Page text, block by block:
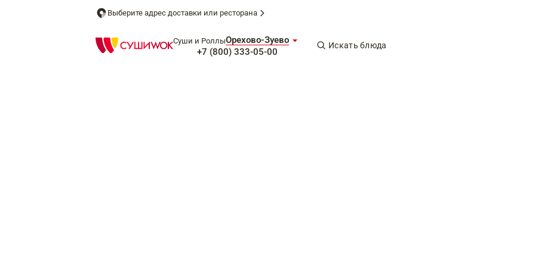
Выберите адрес доставки или ресторана
Суши и РоллыОрехово-Зуево
+7 (800) 333-05-00
Искать блюда